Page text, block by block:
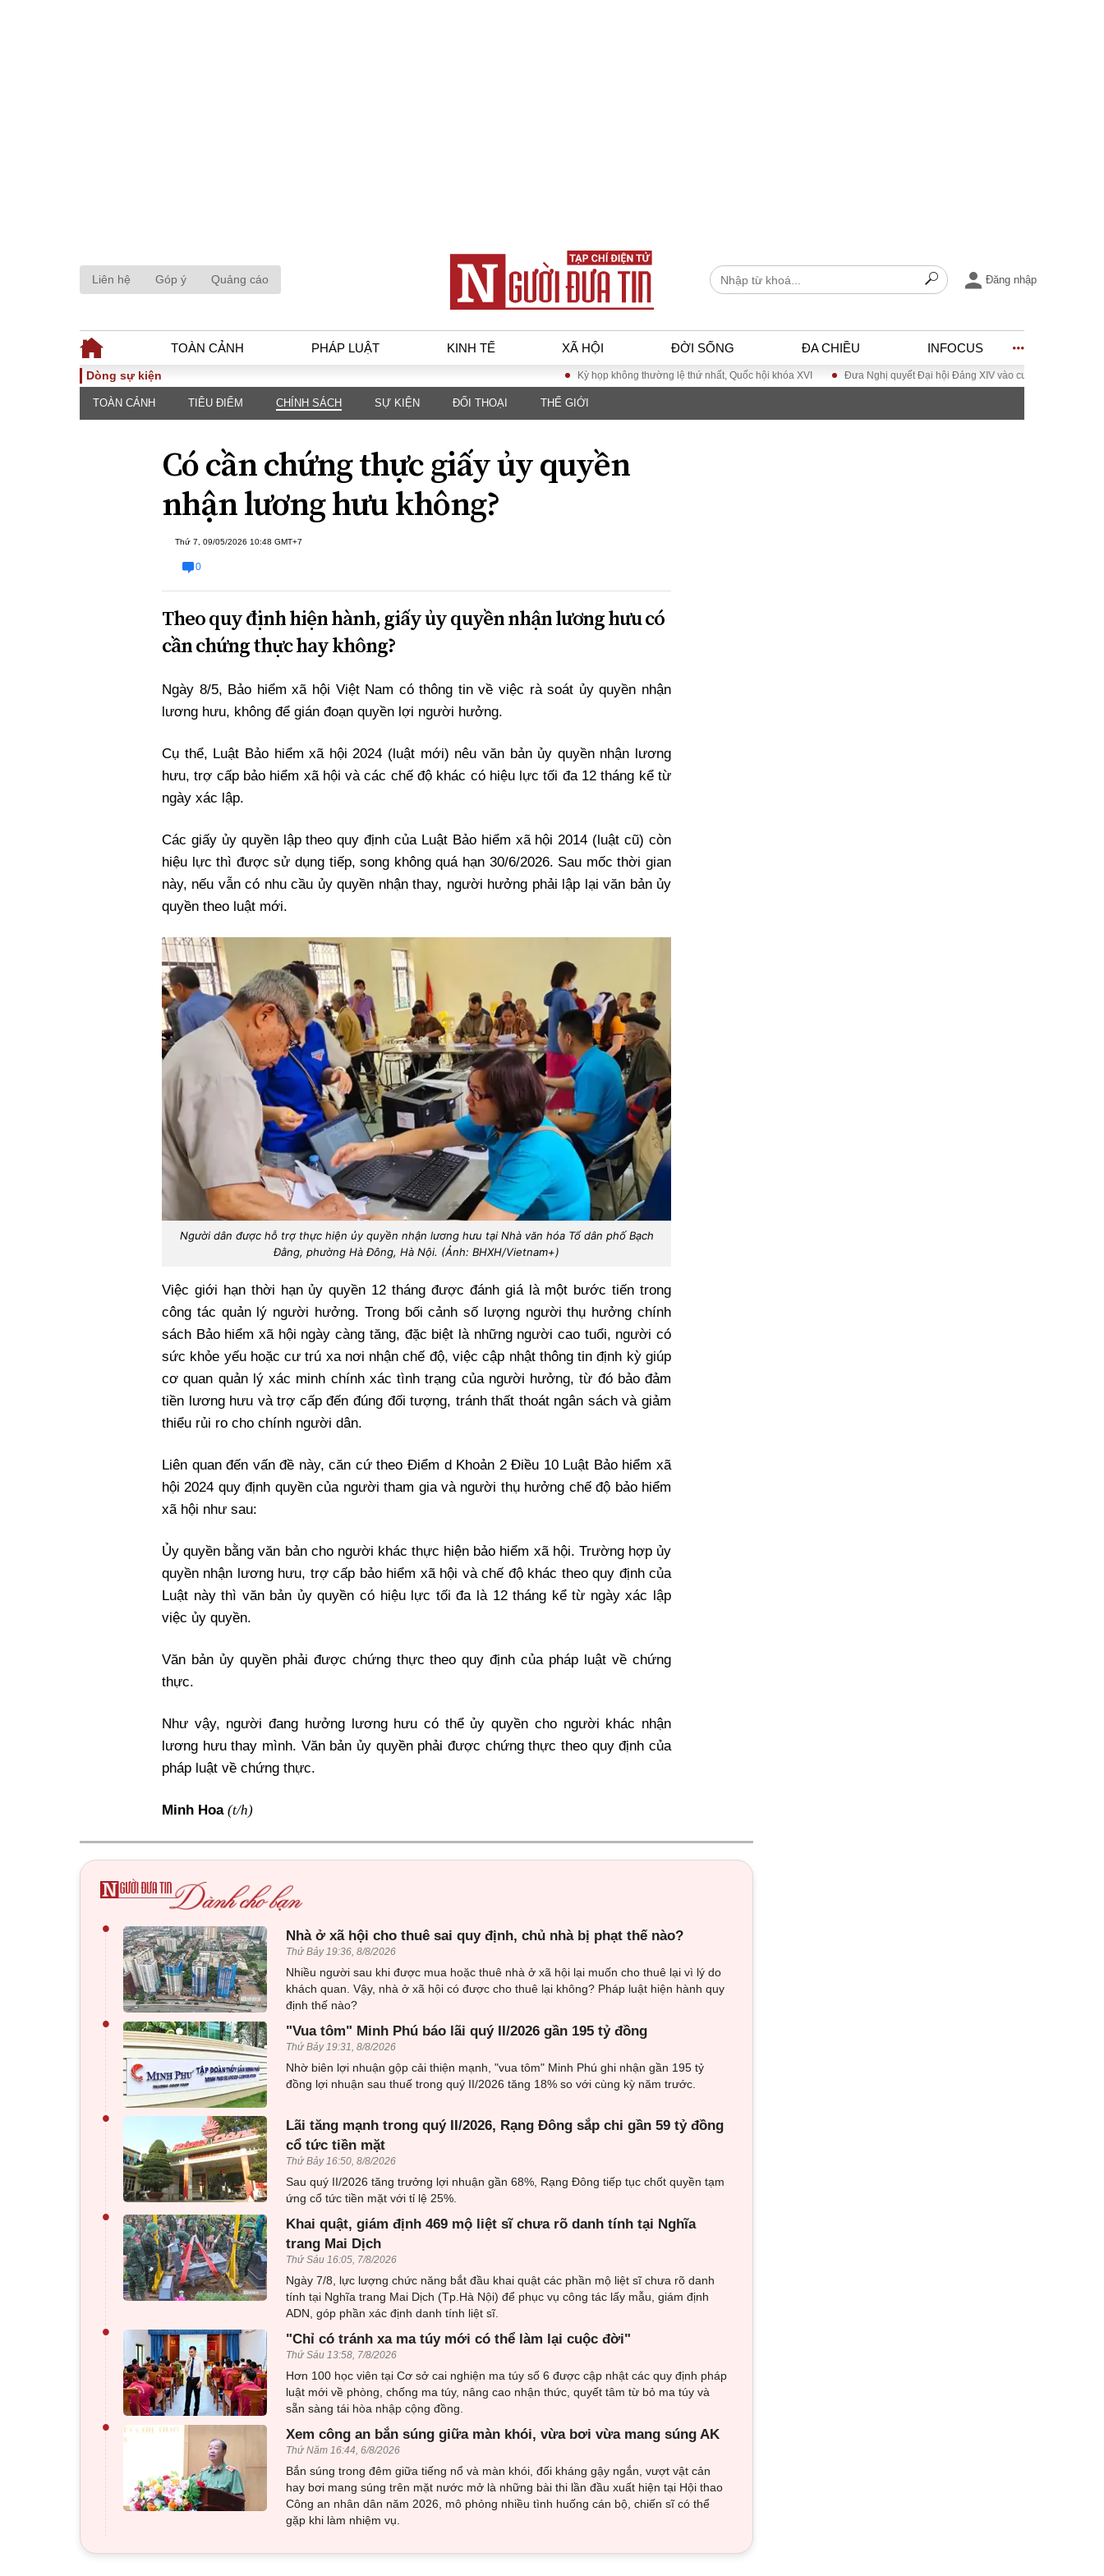
Liên hệ Góp ý Quảng cáo Đăng nhập
TOÀN CẢNH PHÁP LUẬT KINH TẾ XÃ HỘI ĐỜI SỐNG ĐA CHIỀU INFOCUS
TOÀN CẢNH
Chính sách
Đối thoại
PHÁP LUẬT
Góc nhìn luật gia
Hồ sơ điều tra
Tiếng nói công dân
KINH TẾ
Tài chính - Ngân
hàng
luận
ĐA CHIỀU
Quan điểm
Xi nhan Trái Phải
Bạn đọc viết
INFOCUS
Dòng sự kiện Kỳ họp không thường lệ thứ nhất, Quốc hội khóa XVI Đưa Nghị quyết Đại hội Đảng XIV vào cuộc sống
TOÀN CẢNH TIÊU ĐIỂM CHÍNH SÁCH SỰ KIỆN ĐỐI THOẠI THẾ GIỚI
Có cần chứng thực giấy ủy quyền
nhận lương hưu không?
Thứ 7, 09/05/2026 10:48 GMT+7
0
Theo quy định hiện hành, giấy ủy quyền nhận lương hưu có
cần chứng thực hay không?
Ngày 8/5, Bảo hiểm xã hội Việt Nam có thông tin về việc rà soát ủy quyền nhận
lương hưu, không để gián đoạn quyền lợi người hưởng.
Cụ thể, Luật Bảo hiểm xã hội 2024 (luật mới) nêu văn bản ủy quyền nhận lương
hưu, trợ cấp bảo hiểm xã hội và các chế độ khác có hiệu lực tối đa 12 tháng kể từ
ngày xác lập.
Các giấy ủy quyền lập theo quy định của Luật Bảo hiểm xã hội 2014 (luật cũ) còn
hiệu lực thì được sử dụng tiếp, song không quá hạn 30/6/2026. Sau mốc thời gian
này, nếu vẫn có nhu cầu ủy quyền nhận thay, người hưởng phải lập lại văn bản ủy
quyền theo luật mới.
Người dân được hỗ trợ thực hiện ủy quyền nhận lương hưu tại Nhà văn hóa Tổ dân phố Bạch
Đằng, phường Hà Đông, Hà Nội. (Ảnh: BHXH/Vietnam+)
Việc giới hạn thời hạn ủy quyền 12 tháng được đánh giá là một bước tiến trong
công tác quản lý người hưởng. Trong bối cảnh số lượng người thụ hưởng chính
sách Bảo hiểm xã hội ngày càng tăng, đặc biệt là những người cao tuổi, người có
sức khỏe yếu hoặc cư trú xa nơi nhận chế độ, việc cập nhật thông tin định kỳ giúp
cơ quan quản lý xác minh chính xác tình trạng của người hưởng, từ đó bảo đảm
tiền lương hưu và trợ cấp đến đúng đối tượng, tránh thất thoát ngân sách và giảm
thiểu rủi ro cho chính người dân.
Liên quan đến vấn đề này, căn cứ theo Điểm d Khoản 2 Điều 10 Luật Bảo hiểm xã
hội 2024 quy định quyền của người tham gia và người thụ hưởng chế độ bảo hiểm
xã hội như sau:
Ủy quyền bằng văn bản cho người khác thực hiện bảo hiểm xã hội. Trường hợp ủy
quyền nhận lương hưu, trợ cấp bảo hiểm xã hội và chế độ khác theo quy định của
Luật này thì văn bản ủy quyền có hiệu lực tối đa là 12 tháng kể từ ngày xác lập
việc ủy quyền.
Văn bản ủy quyền phải được chứng thực theo quy định của pháp luật về chứng
thực.
Như vậy, người đang hưởng lương hưu có thể ủy quyền cho người khác nhận
lương hưu thay mình. Văn bản ủy quyền phải được chứng thực theo quy định của
pháp luật về chứng thực.
Minh Hoa (t/h)
• Nhà ở xã hội cho thuê sai quy định, chủ nhà bị phạt thế nào?
Thứ Bảy 19:36, 8/8/2026
Nhiều người sau khi được mua hoặc thuê nhà ở xã hội lại muốn cho thuê lại vì lý do
khách quan. Vậy, nhà ở xã hội có được cho thuê lại không? Pháp luật hiện hành quy
định thế nào?
• "Vua tôm" Minh Phú báo lãi quý II/2026 gần 195 tỷ đồng
Thứ Bảy 19:31, 8/8/2026
Nhờ biên lợi nhuận gộp cải thiện mạnh, "vua tôm" Minh Phú ghi nhận gần 195 tỷ
đồng lợi nhuận sau thuế trong quý II/2026 tăng 18% so với cùng kỳ năm trước.
•
Lãi tăng mạnh trong quý II/2026, Rạng Đông sắp chi gần 59 tỷ đồng
cổ tức tiền mặt
Thứ Bảy 16:50, 8/8/2026
Sau quý II/2026 tăng trưởng lợi nhuận gần 68%, Rạng Đông tiếp tục chốt quyền tạm
ứng cổ tức tiền mặt với tỉ lệ 25%.
•
Khai quật, giám định 469 mộ liệt sĩ chưa rõ danh tính tại Nghĩa
trang Mai Dịch
Thứ Sáu 16:05, 7/8/2026
Ngày 7/8, lực lượng chức năng bắt đầu khai quật các phần mộ liệt sĩ chưa rõ danh
tính tại Nghĩa trang Mai Dịch (Tp.Hà Nội) để phục vụ công tác lấy mẫu, giám định
ADN, góp phần xác định danh tính liệt sĩ.
• "Chỉ có tránh xa ma túy mới có thể làm lại cuộc đời"
Thứ Sáu 13:58, 7/8/2026
Hơn 100 học viên tại Cơ sở cai nghiện ma túy số 6 được cập nhật các quy định pháp
luật mới về phòng, chống ma túy, nâng cao nhận thức, quyết tâm từ bỏ ma túy và
sẵn sàng tái hòa nhập cộng đồng.
• Xem công an bắn súng giữa màn khói, vừa bơi vừa mang súng AK
Thứ Năm 16:44, 6/8/2026
Bắn súng trong đêm giữa tiếng nổ và màn khói, đối kháng gậy ngắn, vượt vật cản
hay bơi mang súng trên mặt nước mở là những bài thi lần đầu xuất hiện tại Hội thao
Công an nhân dân năm 2026, mô phỏng nhiều tình huống cán bộ, chiến sĩ có thể
gặp khi làm nhiệm vụ.